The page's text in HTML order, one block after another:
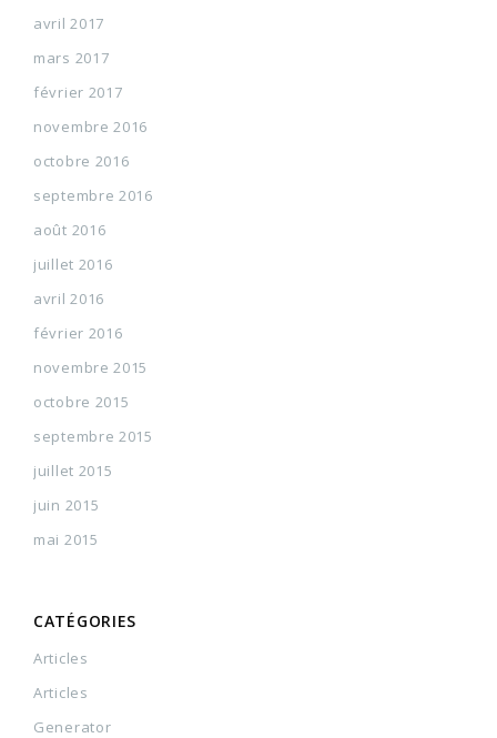
avril 2017
mars 2017
février 2017
novembre 2016
octobre 2016
septembre 2016
août 2016
juillet 2016
avril 2016
février 2016
novembre 2015
octobre 2015
septembre 2015
juillet 2015
juin 2015
mai 2015
CATÉGORIES
Articles
Articles
Generator